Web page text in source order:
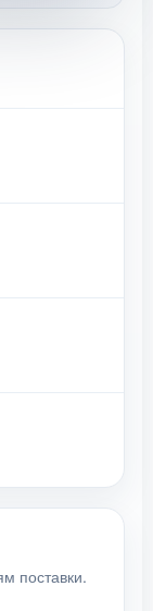
поставки.